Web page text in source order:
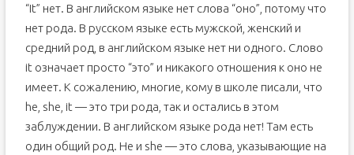
“It” нет. В английском языке нет слова “оно”, потому что
нет рода. В русском языке есть мужской, женский и
средний род, в английском языке нет ни одного. Слово
it означает просто “это” и никакого отношения к оно не
имеет. К сожалению, многие, кому в школе писали, что
he, she, it — это три рода, так и остались в этом
заблуждении. В английском языке рода нет! Там есть
один общий род. He и she — это слова, указывающие на